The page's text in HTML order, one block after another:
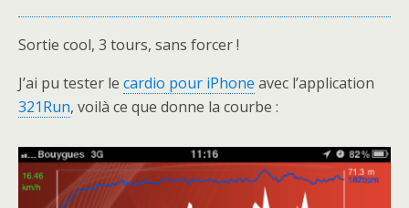
Sortie cool, 3 tours, sans forcer !
J’ai pu tester le cardio pour iPhone avec l’application
321Run, voilà ce que donne la courbe :